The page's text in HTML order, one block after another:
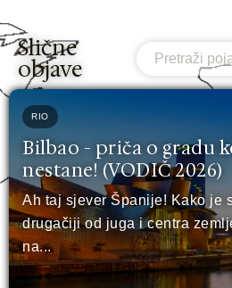
Slične
objave
Search
RIO
Bilbao - priča o gradu
nestane! (VODIČ 2026)
Ah taj sjever Španije! Kako je
drugačiji od juga i centra
na...